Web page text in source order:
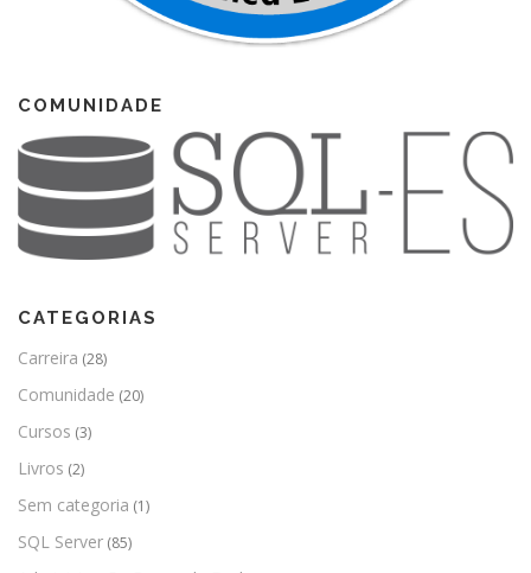
COMUNIDADE
CATEGORIAS
Carreira (28)
Comunidade (20)
Cursos (3)
Livros (2)
Sem categoria (1)
SQL Server (85)